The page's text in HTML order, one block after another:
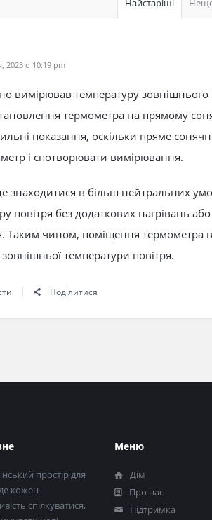
Найстаріші
2023 о 10:19 pm
вимірював температуру зовнішнього
термометра на прямому
показання, оскільки пряме
і спотворювати вимірювання.
знаходитися в більш нейтральних
повітря без додаткових нагрівань
Таким чином, поміщення термометра в
температури повітря.
Поділитися
простір для
кожен
спілкуватися,
Меню
Дім
Про нас
Підтримка